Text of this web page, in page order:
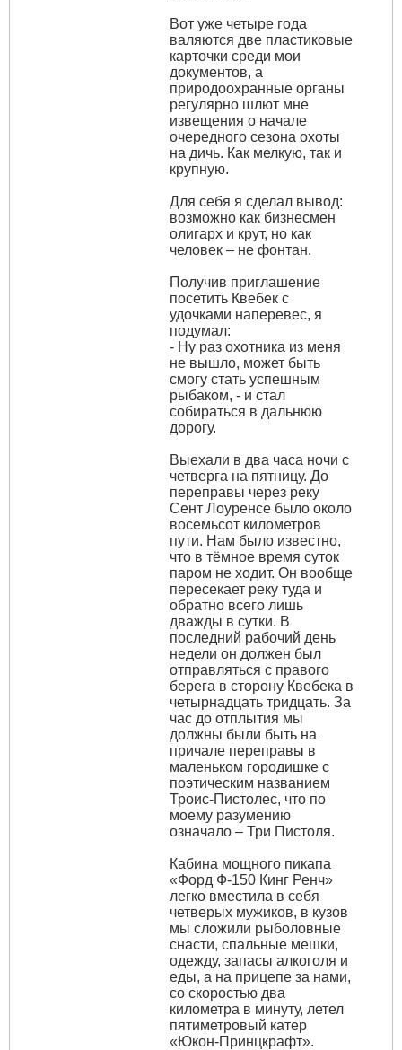
Вот уже четыре года
валяются две пластиковые
карточки среди мои
документов, а
природоохранные органы
регулярно шлют мне
извещения о начале
очередного сезона охоты
на дичь. Как мелкую, так и
крупную.
Для себя я сделал вывод:
возможно как бизнесмен
олигарх и крут, но как
человек – не фонтан.
Получив приглашение
посетить Квебек с
удочками наперевес, я
подумал:
- Ну раз охотника из меня
не вышло, может быть
смогу стать успешным
рыбаком, - и стал
собираться в дальнюю
дорогу.
Выехали в два часа ночи с
четверга на пятницу. До
переправы через реку
Сент Лоуренсе было около
восемьсот километров
пути. Нам было известно,
что в тёмное время суток
паром не ходит. Он вообще
пересекает реку туда и
обратно всего лишь
дважды в сутки. В
последний рабочий день
недели он должен был
отправляться с правого
берега в сторону Квебека в
четырнадцать тридцать. За
час до отплытия мы
должны были быть на
причале переправы в
маленьком городишке с
поэтическим названием
Троис-Пистолес, что по
моему разумению
означало – Три Пистоля.
Кабина мощного пикапа
«Форд Ф-150 Кинг Ренч»
легко вместила в себя
четверых мужиков, в кузов
мы сложили рыболовные
снасти, спальные мешки,
одежду, запасы алкоголя и
еды, а на прицепе за нами,
со скоростью два
километра в минуту, летел
пятиметровый катер
«Юкон-Принцкрафт».